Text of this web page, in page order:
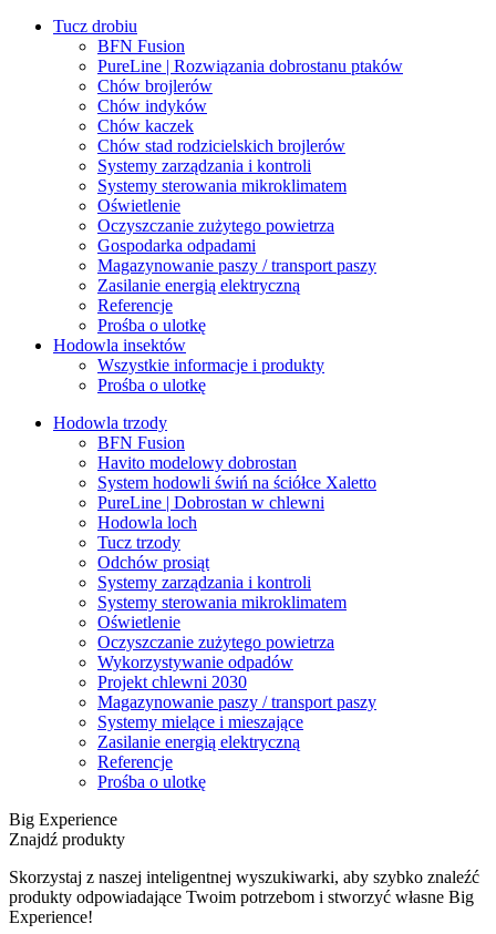
Tucz drobiu
BFN Fusion
PureLine | Rozwiązania dobrostanu ptaków
Chów brojlerów
Chów indyków
Chów kaczek
Chów stad rodzicielskich brojlerów
Systemy zarządzania i kontroli
Systemy sterowania mikroklimatem
Oświetlenie
Oczyszczanie zużytego powietrza
Gospodarka odpadami
Magazynowanie paszy / transport paszy
Zasilanie energią elektryczną
Referencje
Prośba o ulotkę
Hodowla insektów
Wszystkie informacje i produkty
Prośba o ulotkę
Hodowla trzody
BFN Fusion
Havito modelowy dobrostan
System hodowli świń na ściółce Xaletto
PureLine | Dobrostan w chlewni
Hodowla loch
Tucz trzody
Odchów prosiąt
Systemy zarządzania i kontroli
Systemy sterowania mikroklimatem
Oświetlenie
Oczyszczanie zużytego powietrza
Wykorzystywanie odpadów
Projekt chlewni 2030
Magazynowanie paszy / transport paszy
Systemy mielące i mieszające
Zasilanie energią elektryczną
Referencje
Prośba o ulotkę
Big Experience
Znajdź produkty
Skorzystaj z naszej inteligentnej wyszukiwarki, aby szybko znaleźć
produkty odpowiadające Twoim potrzebom i stworzyć własne Big
Experience!